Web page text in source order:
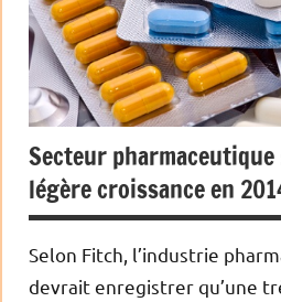
Secteur
légère croissance en
Selon Fitch, l’industrie
devrait enregistrer qu’une